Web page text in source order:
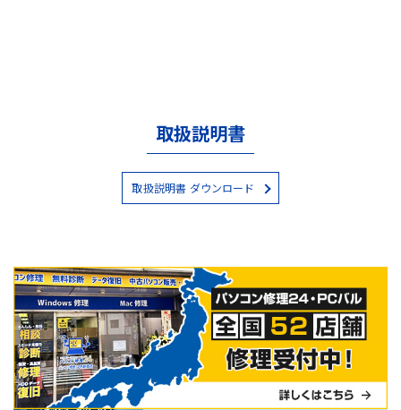
取扱説明書
取扱説明書 ダウンロード